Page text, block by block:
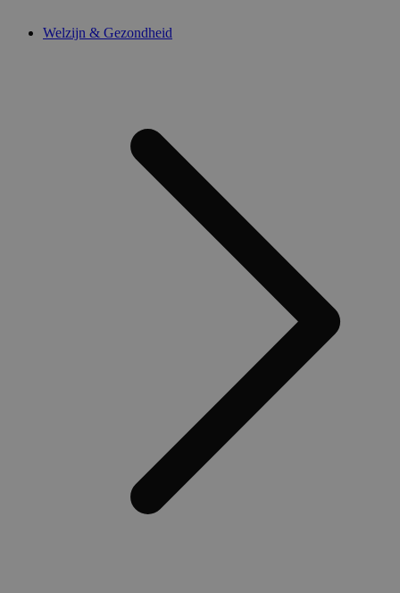
Welzijn & Gezondheid